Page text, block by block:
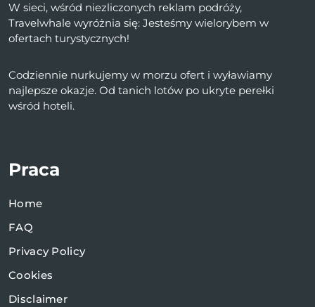
W sieci, wśród niezliczonych reklam podróży,
Travelwhale wyróżnia się: Jesteśmy wielorybem w
ofertach turystycznych!
Codziennie nurkujemy w morzu ofert i wyławiamy
najlepsze okazje. Od tanich lotów po ukryte perełki
wśród hoteli.
Praca
Home
FAQ
Privacy Policy
Cookies
Disclaimer